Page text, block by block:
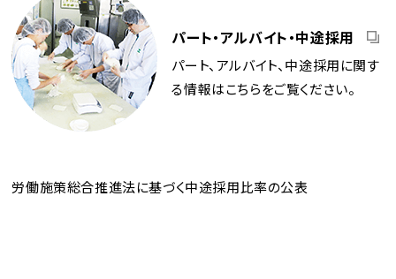
パート・アルバイト・中途採用
パート、アルバイト、中途採用に関す
る情報はこちらをご覧ください。
労働施策総合推進法に基づく中途採用比率の公表